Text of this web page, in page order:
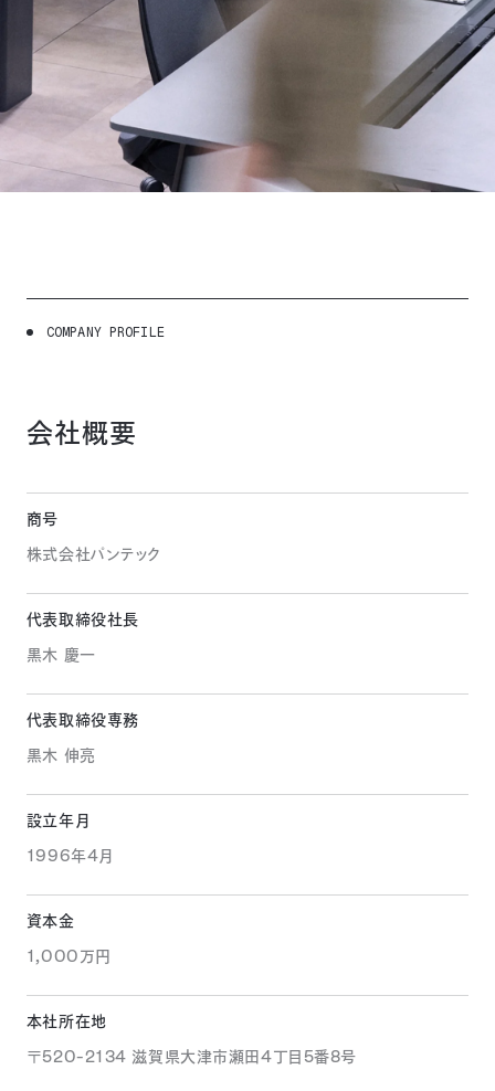
COMPANY PROFILE
会社概要
商号
株式会社パンテック
代表取締役社長
黒木 慶一
代表取締役専務
黒木 伸亮
設立年月
1996年4月
資本金
1,000万円
本社所在地
〒520-2134 滋賀県大津市瀬田4丁目5番8号